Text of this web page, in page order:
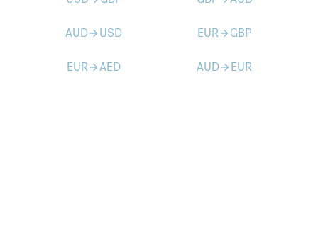
AUDarrow_forward USD EURarrow_forward GBP
EURarrow_forwardAED AUDarrow_forward EUR